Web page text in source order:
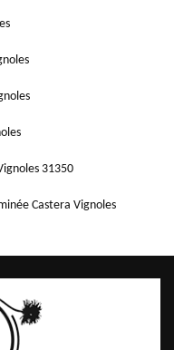
31350
Castera Vignoles